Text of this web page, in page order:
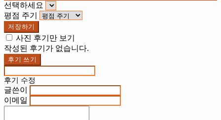
선택하세요
평점 주기
저장하기
사진 후기만 보기
작성된 후기가 없습니다.
후기 쓰기
후기 수정
글쓴이
이메일